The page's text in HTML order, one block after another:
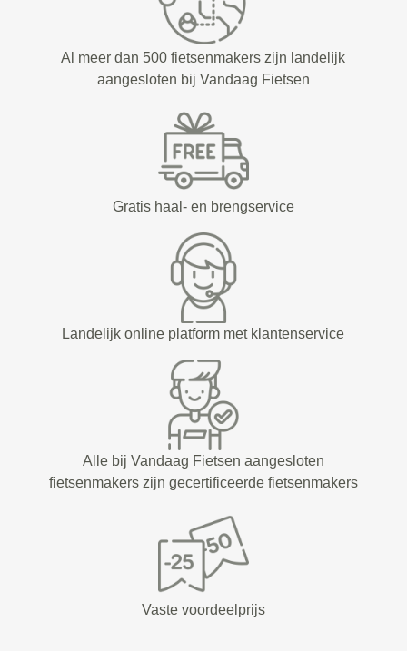
Al meer dan 500 fietsenmakers zijn landelijk
aangesloten bij Vandaag Fietsen
Gratis haal- en brengservice
Landelijk online platform met klantenservice
Alle bij Vandaag Fietsen aangesloten
fietsenmakers zijn gecertificeerde fietsenmakers
Vaste voordeelprijs